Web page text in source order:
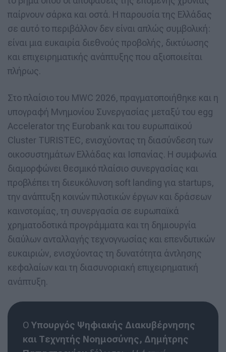
παίρνουν σάρκα και οστά. Η παρουσία της Ελλάδας
σε αυτό το περιβάλλον δεν είναι απλώς συμβολική:
είναι μια ευκαιρία διεθνούς προβολής, δικτύωσης
και επιχειρηματικής ανάπτυξης που αξιοποιείται
πλήρως.
Στο πλαίσιο του MWC 2026, πραγματοποιήθηκε και η
υπογραφή Μνημονίου Συνεργασίας μεταξύ του egg
Accelerator της Eurobank και του ευρωπαϊκού
Cluster TURISTEC, ενισχύοντας τη διασύνδεση των
οικοσυστημάτων Ελλάδας και Ισπανίας. Η συμφωνία
διαμορφώνει θεσμικό πλαίσιο συνεργασίας και
προβλέπει τη διευκόλυνση soft landing για startups,
την ανάπτυξη κοινών πιλοτικών έργων και δράσεων
καινοτομίας, τη συνεργασία σε ευρωπαϊκά
χρηματοδοτικά προγράμματα και τη δημιουργία
διαύλων ανταλλαγής τεχνογνωσίας και επενδυτικών
ευκαιριών, ενισχύοντας τη δυνατότητα άντλησης
κεφαλαίων και τη διασυνοριακή επιχειρηματική
ανάπτυξη.
Ο Υπουργός Ψηφιακής Διακυβέρνησης
και Τεχνητής Νοημοσύνης, Δημήτρης